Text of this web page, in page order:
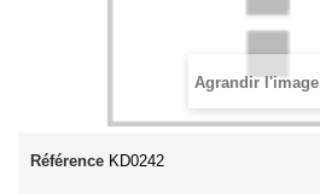
Agrandir l'image
Référence KD0242